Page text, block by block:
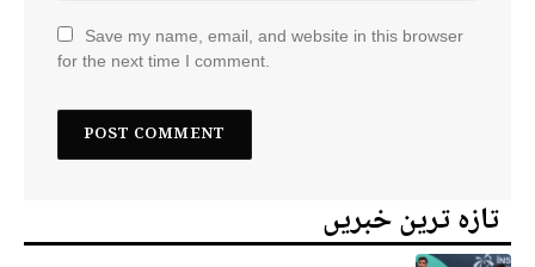
Save my name, email, and website in this browser
for the next time I comment.
تازہ ترین خبریں